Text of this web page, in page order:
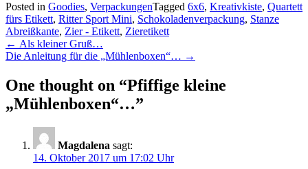
Posted in Goodies, VerpackungenTagged 6x6, Kreativkiste, Quartett
fürs Etikett, Ritter Sport Mini, Schokoladenverpackung, Stanze
Abreißkante, Zier - Etikett, Zieretikett
Post
navigation
← Als kleiner Gruß…
Die Anleitung für die „Mühlenboxen“… →
One thought on “Pfiffige kleine
„Mühlenboxen“…”
Magdalena sagt:
14. Oktober 2017 um 17:02 Uhr